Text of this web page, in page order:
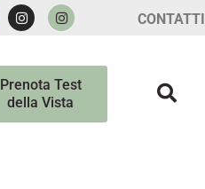
CONTATTI
Prenota Test
della Vista